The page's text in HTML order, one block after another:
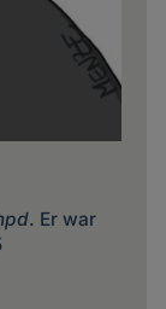
. Er war